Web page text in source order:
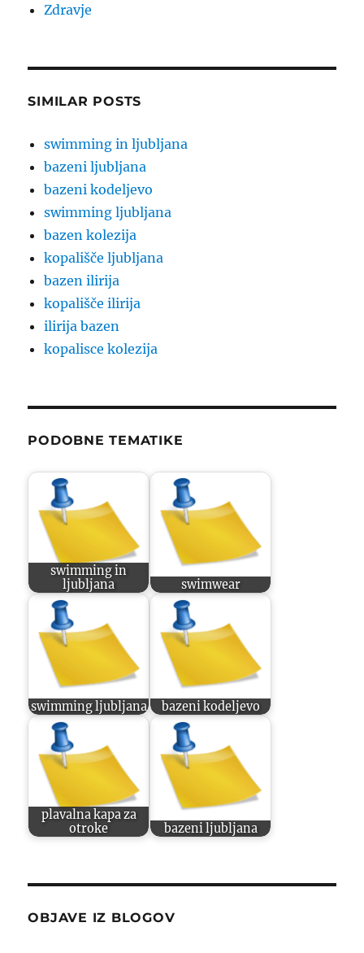
Zdravje
SIMILAR POSTS
swimming in ljubljana
bazeni ljubljana
bazeni kodeljevo
swimming ljubljana
bazen kolezija
kopališče ljubljana
bazen ilirija
kopališče ilirija
ilirija bazen
kopalisce kolezija
PODOBNE TEMATIKE
swimming in
ljubljana
swimwear
swimming ljubljana bazeni kodeljevo
plavalna kapa za
otroke
bazeni ljubljana
OBJAVE IZ BLOGOV